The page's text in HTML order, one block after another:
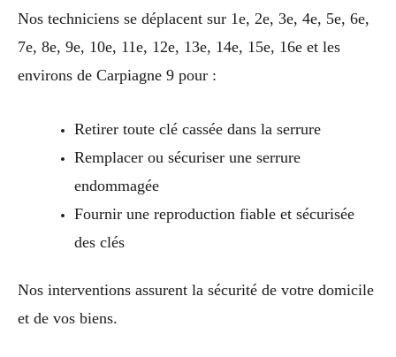
Nos techniciens se déplacent sur 1e, 2e, 3e, 4e, 5e, 6e,
7e, 8e, 9e, 10e, 11e, 12e, 13e, 14e, 15e, 16e et les
environs de Carpiagne 9 pour :
Retirer toute clé cassée dans la serrure
Remplacer ou sécuriser une serrure
endommagée
Fournir une reproduction fiable et sécurisée
des clés
Nos interventions assurent la sécurité de votre domicile
et de vos biens.